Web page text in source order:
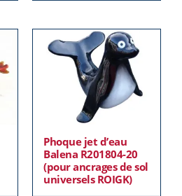
Phoque jet d’eau
Balena R201804-20
(pour ancrages de sol
universels ROIGK)